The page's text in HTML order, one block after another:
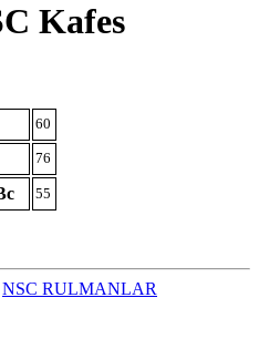
Kafes
60
76
55
NSC RULMANLAR